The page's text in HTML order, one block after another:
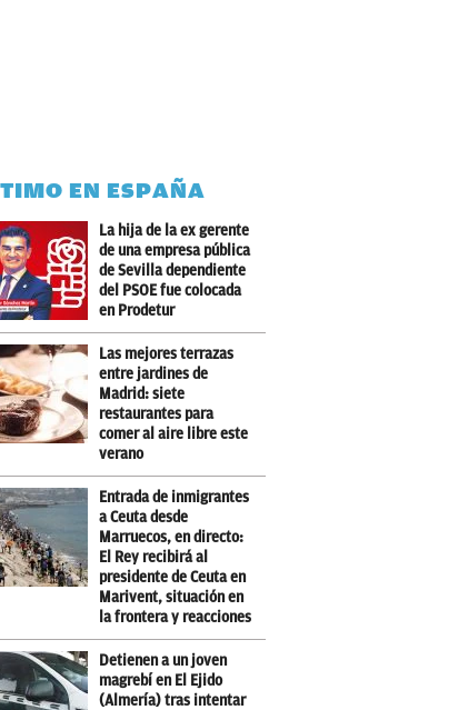
EN ESPAÑA
La hija de la ex gerente
de una empresa pública
de Sevilla dependiente
del PSOE fue colocada
en Prodetur
Las mejores terrazas
entre jardines de
Madrid: siete
restaurantes para
comer al aire libre este
verano
Entrada de inmigrantes
a Ceuta desde
Marruecos, en directo:
El Rey recibirá al
presidente de Ceuta en
Marivent, situación en
la frontera y reacciones
Detienen a un joven
magrebí en El Ejido
(Almería) tras intentar